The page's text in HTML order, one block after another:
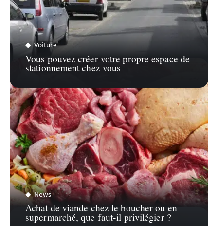
Voiture
Vous pouvez créer votre propre espace de
stationnement chez vous
News
Achat de viande chez le boucher ou en
supermarché, que faut-il privilégier ?